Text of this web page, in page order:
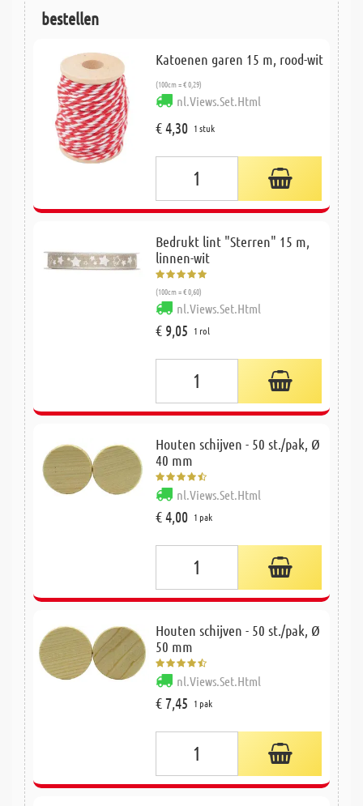
bestellen
Katoenen garen 15 m, rood-wit
(100cm = € 0,29)
nl.Views.Set.Html
€ 4,30 1 stuk
Bedrukt lint "Sterren" 15 m,
linnen-wit
(100cm = € 0,60)
nl.Views.Set.Html
€ 9,05 1 rol
Houten schijven - 50 st./pak, Ø
40 mm
nl.Views.Set.Html
€ 4,00 1 pak
Houten schijven - 50 st./pak, Ø
50 mm
nl.Views.Set.Html
€ 7,45 1 pak